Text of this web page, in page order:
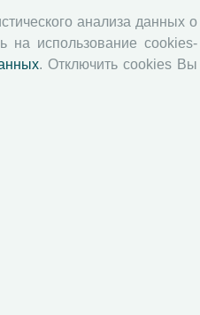
территориального развития
пространство
экономист
анализа данных о
на использование cookies-
. Отключить cookies Вы